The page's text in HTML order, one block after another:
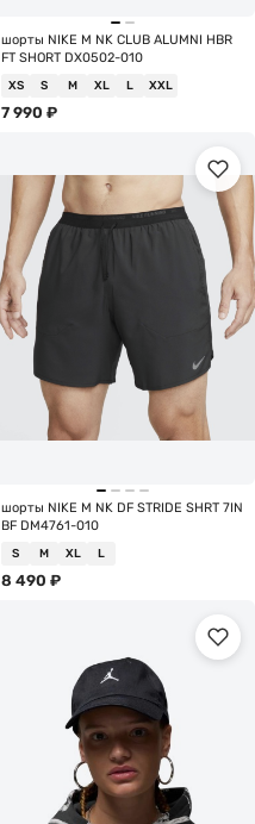
шорты NIKE M NK CLUB ALUMNI HBR
FT SHORT DX0502-010
XS S M XL L XXL
7 990 ₽
шорты NIKE M NK DF STRIDE SHRT 7IN
BF DM4761-010
S M XL L
8 490 ₽